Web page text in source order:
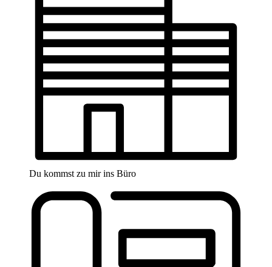
Du kommst zu mir ins Büro